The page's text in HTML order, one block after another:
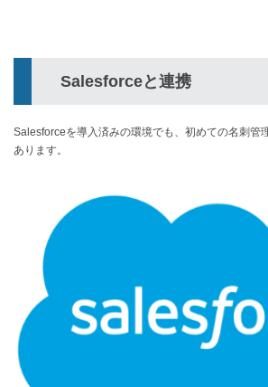
Salesforceと連携
Salesforceを導入済みの環境でも、初めての名刺管
あります。